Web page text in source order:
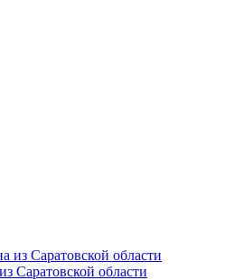
Саратовской области